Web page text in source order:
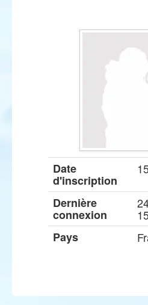
Date
d'inscription
Dernière
connexion
Pays